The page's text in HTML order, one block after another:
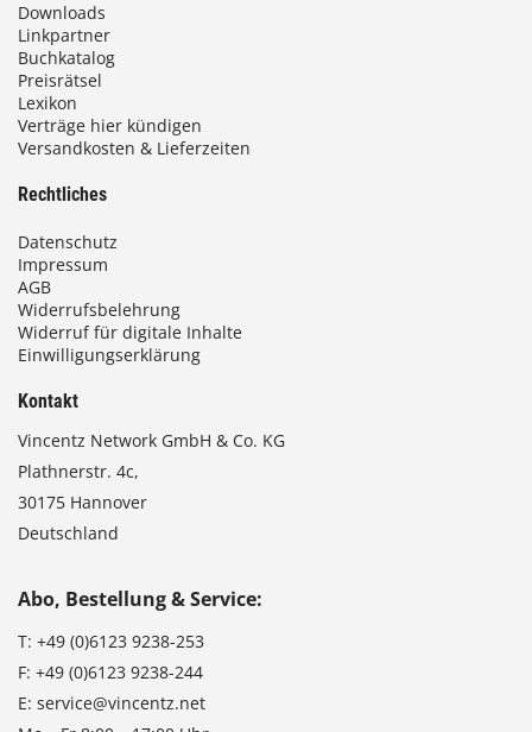
Downloads
Linkpartner
Buchkatalog
Preisrätsel
Lexikon
Verträge hier kündigen
Versandkosten & Lieferzeiten
Rechtliches
Datenschutz
Impressum
AGB
Widerrufsbelehrung
Widerruf für digitale Inhalte
Einwilligungserklärung
Kontakt
Vincentz Network GmbH & Co. KG
Plathnerstr. 4c,
30175 Hannover
Deutschland
Abo, Bestellung & Service:
T: +49 (0)6123 9238-253
F: +49 (0)6123 9238-244
E: service@vincentz.net